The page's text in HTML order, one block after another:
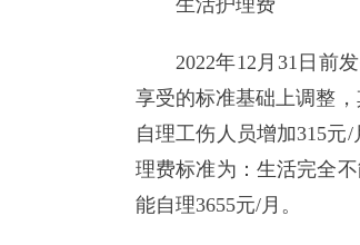
生活护理费
2022年12月31日前
享受的标准基础上调整
自理工伤人员增加315元
理费标准为：生活完全
能自理3655元/月。